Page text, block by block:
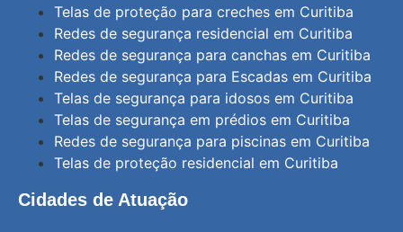
Telas de proteção para creches em Curitiba
Redes de segurança residencial em Curitiba
Redes de segurança para canchas em Curitiba
Redes de segurança para Escadas em Curitiba
Telas de segurança para idosos em Curitiba
Telas de segurança em prédios em Curitiba
Redes de segurança para piscinas em Curitiba
Telas de proteção residencial em Curitiba
Cidades de Atuação